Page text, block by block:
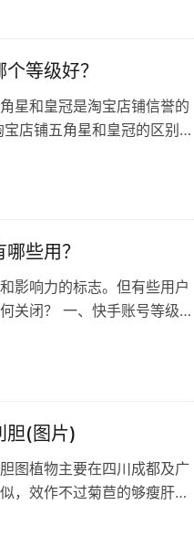
等级好？
星和皇冠是淘宝店铺信誉的
店铺五角星和皇冠的区别是
些用？
影响力的标志。但有些用户
关闭？ 一、快手账号等级怎
胆(图片)
图植物主要在四川成都及广
，效作不过菊苣的够瘦肝利